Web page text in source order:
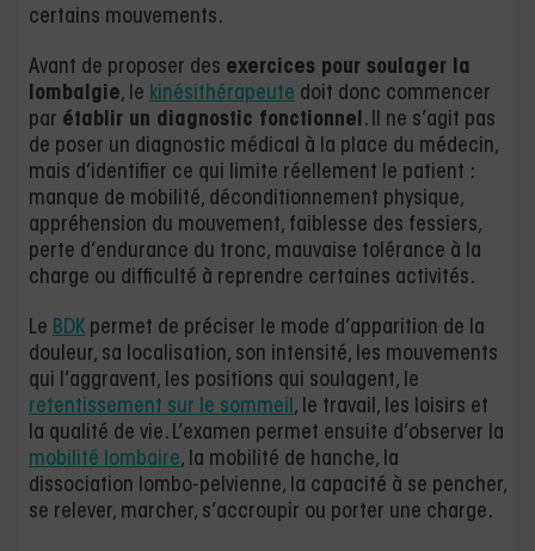
certains mouvements.
Avant de proposer des exercices pour soulager la
lombalgie, le kinésithérapeute doit donc commencer
par établir un diagnostic fonctionnel. Il ne s’agit pas
de poser un diagnostic médical à la place du médecin,
mais d’identifier ce qui limite réellement le patient :
manque de mobilité, déconditionnement physique,
appréhension du mouvement, faiblesse des fessiers,
perte d’endurance du tronc, mauvaise tolérance à la
charge ou difficulté à reprendre certaines activités.
Le BDK permet de préciser le mode d’apparition de la
douleur, sa localisation, son intensité, les mouvements
qui l’aggravent, les positions qui soulagent, le
retentissement sur le sommeil, le travail, les loisirs et
la qualité de vie. L’examen permet ensuite d’observer la
mobilité lombaire, la mobilité de hanche, la
dissociation lombo-pelvienne, la capacité à se pencher,
se relever, marcher, s’accroupir ou porter une charge.